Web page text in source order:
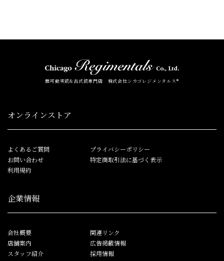
無可動実銃&古式銃専門店 株式会社シカゴレジメンタルス®
オンラインストア
よくあるご質問
お問い合わせ
利用規約
プライバシーポリシー
特定商取引法に基づく表示
企業情報
会社概要
店舗案内
スタッフ紹介
関連リンク
広告掲載情報
採用情報